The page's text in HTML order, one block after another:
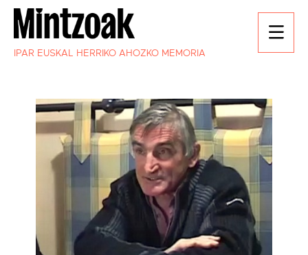
IPAR EUSKAL HERRIKO AHOZKO MEMORIA